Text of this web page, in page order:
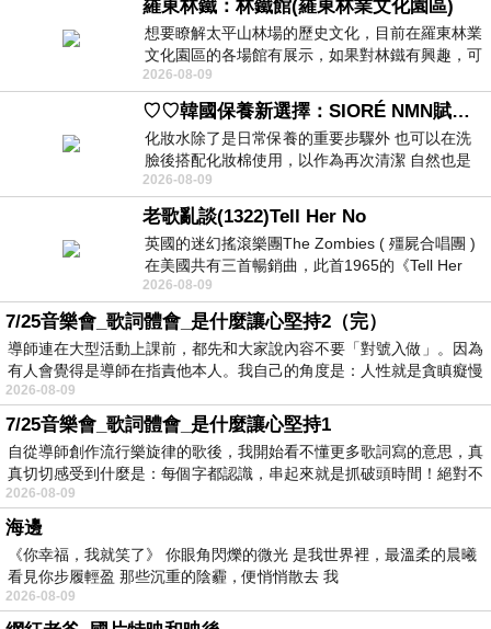
羅東林鐵：林鐵館(羅東林業文化園區)
想要瞭解太平山林場的歷史文化，目前在羅東林業
文化園區的各場館有展示，如果對林鐵有興趣，可
以到林鐵館。 這裡展示從山下
2026-08-09
♡♡韓國保養新選擇：SIORÉ NMN賦活泡泡化妝水♡♡
化妝水除了是日常保養的重要步驟外 也可以在洗
臉後搭配化妝棉使用，以作為再次清潔 自然也是
我的保養必備品項 不過，我對於化妝
2026-08-09
老歌亂談(1322)Tell Her No
英國的迷幻搖滾樂團The Zombies ( 殭屍合唱團 )
在美國共有三首暢銷曲，此首1965的《Tell Her
No》即為其中之一，在告示牌百大單曲
2026-08-09
7/25音樂會_歌詞體會_是什麼讓心堅持2（完）
導師連在大型活動上課前，都先和大家說內容不要「對號入做」。因為
有人會覺得是導師在指責他本人。我自己的角度是：人性就是貪瞋癡慢
2026-08-09
7/25音樂會_歌詞體會_是什麼讓心堅持1
自從導師創作流行樂旋律的歌後，我開始看不懂更多歌詞寫的意思，真
真切切感受到什麼是：每個字都認識，串起來就是抓破頭時間！絕對不
2026-08-09
海邊
《你幸福，我就笑了》 你眼角閃爍的微光 是我世界裡，最溫柔的晨曦
看見你步履輕盈 那些沉重的陰霾，便悄悄散去 我
2026-08-09